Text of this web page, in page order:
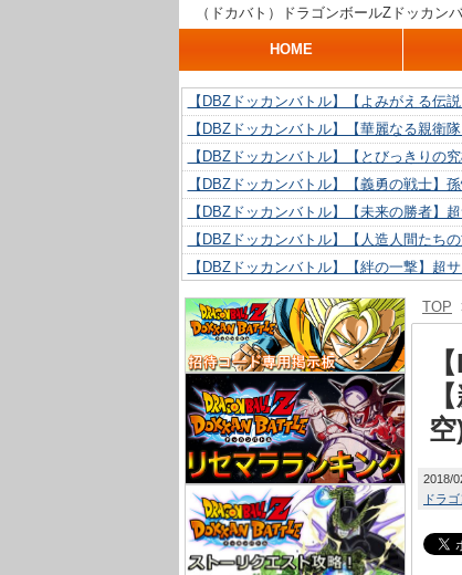
（ドカバト）ドラゴンボールZドッカン
HOME
【DBZドッカンバトル】【よみがえる伝
【DBZドッカンバトル】【華麗なる親衛
【DBZドッカンバトル】【とびっきりの
【DBZドッカンバトル】【義勇の戦士】
【DBZドッカンバトル】【未来の勝者】
【DBZドッカンバトル】【人造人間たち
【DBZドッカンバトル】【絆の一撃】超
【DBZドッカンバトル】【抗い続ける精
【DBZドッカンバトル】【技巧とひらめ
【DBZドッカンバトル】【新たに得た好
TOP
2018/
ドラ